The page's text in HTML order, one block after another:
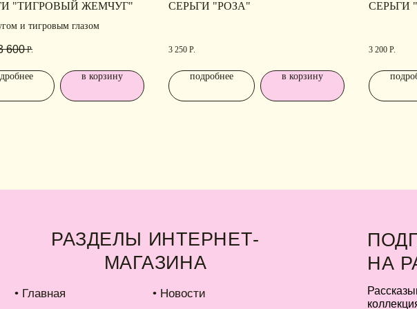
"ТИГРОВЫЙ ЖЕМЧУГ"
и тигровым глазом
600 Р.
в корзину
СЕРЬГИ "РОЗА"
3 250 Р.
подробнее в корзину
СЕРЬГИ
3 200 Р.
• Обмен и возврат
• Доставка и оплата
• Рекомендации по уходу